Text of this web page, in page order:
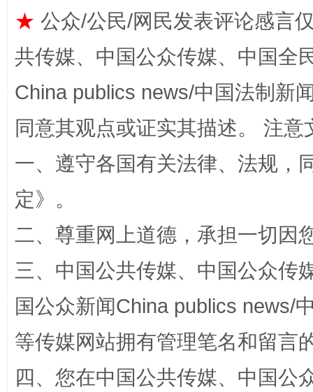
全民健身五年计划来了！等你上场
★ 公众/公民/网民发表评论感言
共传媒、中国公众传媒、中国全
China publics news/中国法制新
同意其观点或证实其描述。 注
一、遵守各国有关法律、法规，
定》。
二、尊重网上道德，承担一切因
三、中国公共传媒、中国公众传
国公众新闻China publics news/
等传媒网站拥有管理笔名和留言
四、您在中国公共传媒、中国公